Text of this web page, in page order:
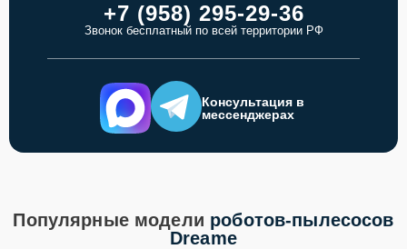
+7 (958) 295-29-36
Звонок бесплатный по всей территории РФ
Консультация в
мессенджерах
Популярные модели роботов-пылесосов
Dreame